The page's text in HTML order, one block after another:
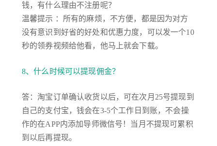
钱，有什么理由不注册呢？
温馨提示 ：所有的麻烦，不方便，都是因为对方
没有意识到好省的好处和优惠力度，可以发一个10
秒的领券视频给他看，他马上就会下载。
8、什么时候可以提现佣金？
答：淘宝订单确认收货以后，可在次月25号提现到
自己的支付宝，钱会在3-5个工作日到账，不会操
作的在APP内添加导师微信号！当月不提现可累积
到以后再提现。